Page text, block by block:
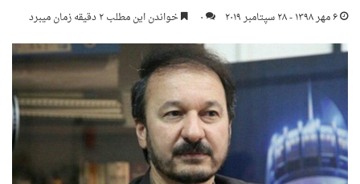
۶ مهر ۱۳۹۸ - ۲۸ سپتامبر ۲۰۱۹ ۰ خواندن این مطلب ۲ دقیقه زمان میبرد